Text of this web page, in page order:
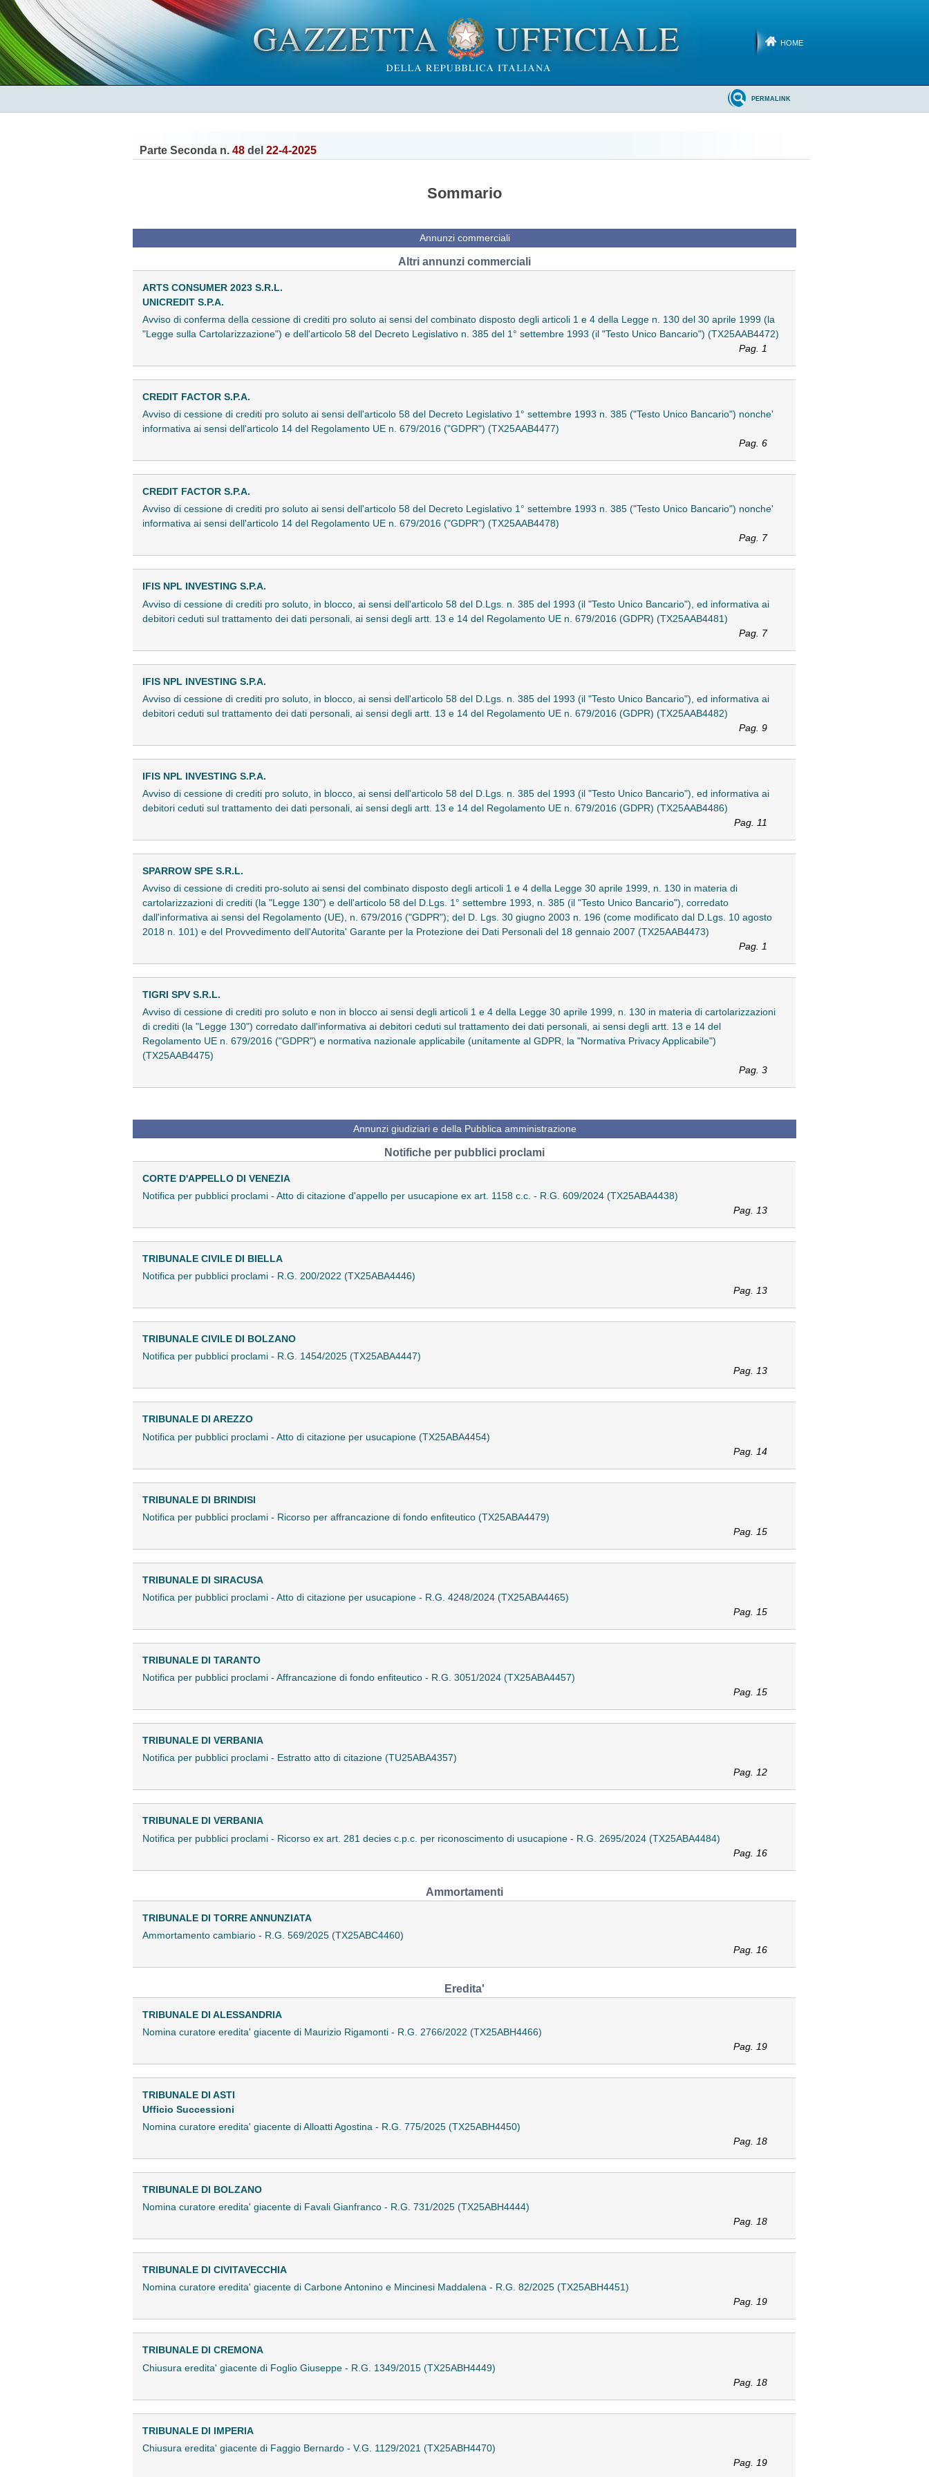
HOME
PERMALINK
Parte Seconda n. 48 del 22-4-2025
Sommario
Annunzi commerciali
Altri annunzi commerciali
ARTS CONSUMER 2023 S.R.L.
UNICREDIT S.P.A.
Avviso di conferma della cessione di crediti pro soluto ai sensi del combinato disposto degli articoli 1 e 4 della Legge n. 130 del 30 aprile 1999 (la
"Legge sulla Cartolarizzazione") e dell'articolo 58 del Decreto Legislativo n. 385 del 1° settembre 1993 (il "Testo Unico Bancario") (TX25AAB4472)
Pag. 1
CREDIT FACTOR S.P.A.
Avviso di cessione di crediti pro soluto ai sensi dell'articolo 58 del Decreto Legislativo 1° settembre 1993 n. 385 ("Testo Unico Bancario") nonche'
informativa ai sensi dell'articolo 14 del Regolamento UE n. 679/2016 ("GDPR") (TX25AAB4477)
Pag. 6
CREDIT FACTOR S.P.A.
Avviso di cessione di crediti pro soluto ai sensi dell'articolo 58 del Decreto Legislativo 1° settembre 1993 n. 385 ("Testo Unico Bancario") nonche'
informativa ai sensi dell'articolo 14 del Regolamento UE n. 679/2016 ("GDPR") (TX25AAB4478)
Pag. 7
IFIS NPL INVESTING S.P.A.
Avviso di cessione di crediti pro soluto, in blocco, ai sensi dell'articolo 58 del D.Lgs. n. 385 del 1993 (il "Testo Unico Bancario"), ed informativa ai
debitori ceduti sul trattamento dei dati personali, ai sensi degli artt. 13 e 14 del Regolamento UE n. 679/2016 (GDPR) (TX25AAB4481)
Pag. 7
IFIS NPL INVESTING S.P.A.
Avviso di cessione di crediti pro soluto, in blocco, ai sensi dell'articolo 58 del D.Lgs. n. 385 del 1993 (il "Testo Unico Bancario"), ed informativa ai
debitori ceduti sul trattamento dei dati personali, ai sensi degli artt. 13 e 14 del Regolamento UE n. 679/2016 (GDPR) (TX25AAB4482)
Pag. 9
IFIS NPL INVESTING S.P.A.
Avviso di cessione di crediti pro soluto, in blocco, ai sensi dell'articolo 58 del D.Lgs. n. 385 del 1993 (il "Testo Unico Bancario"), ed informativa ai
debitori ceduti sul trattamento dei dati personali, ai sensi degli artt. 13 e 14 del Regolamento UE n. 679/2016 (GDPR) (TX25AAB4486)
Pag. 11
SPARROW SPE S.R.L.
Avviso di cessione di crediti pro-soluto ai sensi del combinato disposto degli articoli 1 e 4 della Legge 30 aprile 1999, n. 130 in materia di
cartolarizzazioni di crediti (la "Legge 130") e dell'articolo 58 del D.Lgs. 1° settembre 1993, n. 385 (il "Testo Unico Bancario"), corredato
dall'informativa ai sensi del Regolamento (UE), n. 679/2016 ("GDPR"); del D. Lgs. 30 giugno 2003 n. 196 (come modificato dal D.Lgs. 10 agosto
2018 n. 101) e del Provvedimento dell'Autorita' Garante per la Protezione dei Dati Personali del 18 gennaio 2007 (TX25AAB4473)
Pag. 1
TIGRI SPV S.R.L.
Avviso di cessione di crediti pro soluto e non in blocco ai sensi degli articoli 1 e 4 della Legge 30 aprile 1999, n. 130 in materia di cartolarizzazioni
di crediti (la "Legge 130") corredato dall'informativa ai debitori ceduti sul trattamento dei dati personali, ai sensi degli artt. 13 e 14 del
Regolamento UE n. 679/2016 ("GDPR") e normativa nazionale applicabile (unitamente al GDPR, la "Normativa Privacy Applicabile")
(TX25AAB4475)
Pag. 3
Annunzi giudiziari e della Pubblica amministrazione
Notifiche per pubblici proclami
CORTE D'APPELLO DI VENEZIA
Notifica per pubblici proclami - Atto di citazione d'appello per usucapione ex art. 1158 c.c. - R.G. 609/2024 (TX25ABA4438)
Pag. 13
TRIBUNALE CIVILE DI BIELLA
Notifica per pubblici proclami - R.G. 200/2022 (TX25ABA4446)
Pag. 13
TRIBUNALE CIVILE DI BOLZANO
Notifica per pubblici proclami - R.G. 1454/2025 (TX25ABA4447)
Pag. 13
TRIBUNALE DI AREZZO
Notifica per pubblici proclami - Atto di citazione per usucapione (TX25ABA4454)
Pag. 14
TRIBUNALE DI BRINDISI
Notifica per pubblici proclami - Ricorso per affrancazione di fondo enfiteutico (TX25ABA4479)
Pag. 15
TRIBUNALE DI SIRACUSA
Notifica per pubblici proclami - Atto di citazione per usucapione - R.G. 4248/2024 (TX25ABA4465)
Pag. 15
TRIBUNALE DI TARANTO
Notifica per pubblici proclami - Affrancazione di fondo enfiteutico - R.G. 3051/2024 (TX25ABA4457)
Pag. 15
TRIBUNALE DI VERBANIA
Notifica per pubblici proclami - Estratto atto di citazione (TU25ABA4357)
Pag. 12
TRIBUNALE DI VERBANIA
Notifica per pubblici proclami - Ricorso ex art. 281 decies c.p.c. per riconoscimento di usucapione - R.G. 2695/2024 (TX25ABA4484)
Pag. 16
Ammortamenti
TRIBUNALE DI TORRE ANNUNZIATA
Ammortamento cambiario - R.G. 569/2025 (TX25ABC4460)
Pag. 16
Eredita'
TRIBUNALE DI ALESSANDRIA
Nomina curatore eredita' giacente di Maurizio Rigamonti - R.G. 2766/2022 (TX25ABH4466)
Pag. 19
TRIBUNALE DI ASTI
Ufficio Successioni
Nomina curatore eredita' giacente di Alloatti Agostina - R.G. 775/2025 (TX25ABH4450)
Pag. 18
TRIBUNALE DI BOLZANO
Nomina curatore eredita' giacente di Favali Gianfranco - R.G. 731/2025 (TX25ABH4444)
Pag. 18
TRIBUNALE DI CIVITAVECCHIA
Nomina curatore eredita' giacente di Carbone Antonino e Mincinesi Maddalena - R.G. 82/2025 (TX25ABH4451)
Pag. 19
TRIBUNALE DI CREMONA
Chiusura eredita' giacente di Foglio Giuseppe - R.G. 1349/2015 (TX25ABH4449)
Pag. 18
TRIBUNALE DI IMPERIA
Chiusura eredita' giacente di Faggio Bernardo - V.G. 1129/2021 (TX25ABH4470)
Pag. 19